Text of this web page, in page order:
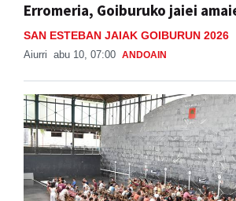
Erromeria, Goiburuko jaiei
SAN ESTEBAN JAIAK GOIBURUN 2026
Aiurri abu 10, 07:00 ANDOAIN